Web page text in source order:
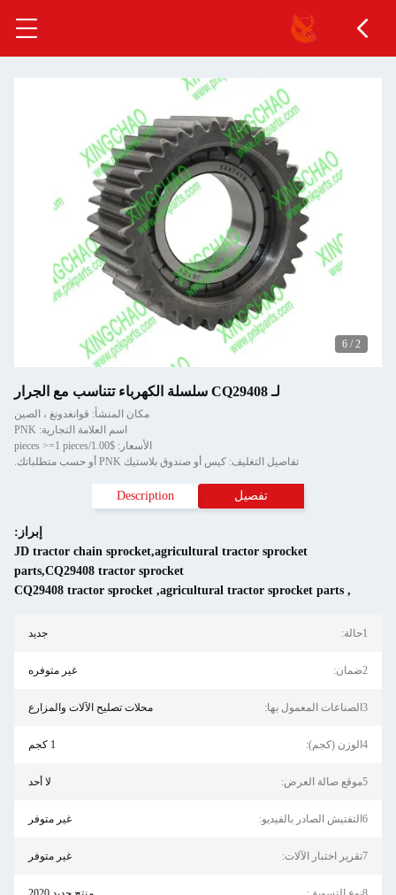
2
/
6
لـ CQ29408 سلسلة الكهرباء تتناسب مع الجرار
مكان المنشأ: قوانغدونغ ، الصين
اسم العلامة التجارية: PNK
الأسعار: $1.00/pieces >=1 pieces
تفاصيل التغليف: كيس أو صندوق بلاستيك PNK أو حسب متطلباتك.
تفصيل Description
إبراز:
JD tractor chain sprocket,agricultural tractor sprocket
parts,CQ29408 tractor sprocket
,
agricultural tractor sprocket parts
,
CQ29408 tractor sprocket
1حالة: جديد
2ضمان: غير متوفره
3الصناعات المعمول بها: محلات تصليح الآلات والمزارع
4الوزن (كجم): 1 كجم
5موقع صالة العرض: لا أحد
6التفتيش الصادر بالفيديو: غير متوفر
7تقرير اختبار الآلات: غير متوفر